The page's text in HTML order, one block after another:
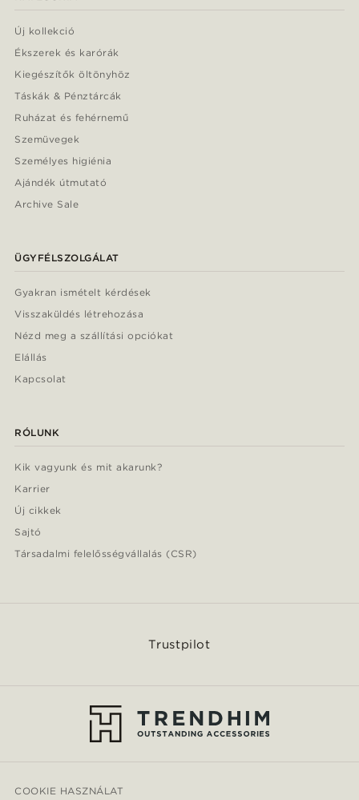
Új kollekció
Ékszerek és karórák
Kiegészítők öltönyhöz
Táskák & Pénztárcák
Ruházat és fehérnemű
Szemüvegek
Személyes higiénia
Ajándék útmutató
Archive Sale
ÜGYFÉLSZOLGÁLAT
Gyakran ismételt kérdések
Visszaküldés létrehozása
Nézd meg a szállítási opciókat
Elállás
Kapcsolat
RÓLUNK
Kik vagyunk és mit akarunk?
Karrier
Új cikkek
Sajtó
Társadalmi felelősségvállalás (CSR)
Trustpilot
COOKIE HASZNÁLAT